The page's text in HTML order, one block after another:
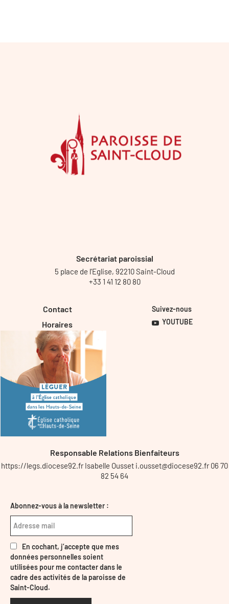
Secrétariat paroissial
5 place de l’Eglise, 92210 Saint-Cloud
+33 1 41 12 80 80
Contact
Horaires
Suivez-nous
YOUTUBE
Responsable Relations Bienfaiteurs
https://legs.diocese92.fr Isabelle Ousset i.ousset@diocese92.fr 06 70
82 54 64
Abonnez-vous à la newsletter :
En cochant, j’accepte que mes
données personnelles soient
utilisées pour me contacter dans le
cadre des activités de la paroisse de
Saint-Cloud.